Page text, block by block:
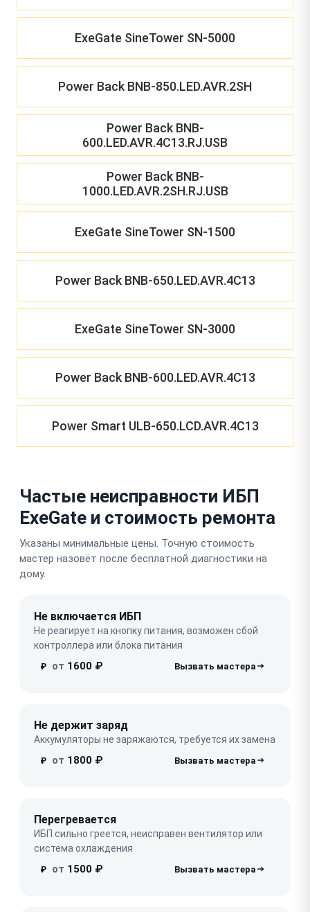
ExeGate SineTower SN-5000
Power Back BNB-850.LED.AVR.2SH
Power Back BNB-
600.LED.AVR.4C13.RJ.USB
Power Back BNB-
1000.LED.AVR.2SH.RJ.USB
ExeGate SineTower SN-1500
Power Back BNB-650.LED.AVR.4C13
ExeGate SineTower SN-3000
Power Back BNB-600.LED.AVR.4C13
Power Smart ULB-650.LCD.AVR.4C13
Частые неисправности ИБП
ExeGate и стоимость ремонта
Указаны минимальные цены. Точную стоимость
мастер назовёт после бесплатной диагностики на
дому.
Не включается ИБП
Не реагирует на кнопку питания, возможен сбой
контроллера или блока питания
₽ от 1600 ₽
Не держит заряд
Аккумуляторы не заряжаются, требуется их замена
₽ от 1800 ₽
Перегревается
ИБП сильно греется, неисправен вентилятор или
система охлаждения
₽ от 1500 ₽